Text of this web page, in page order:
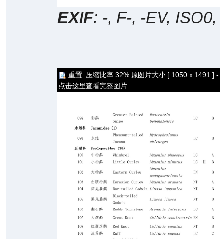
EXIF: -, F-, -EV,
重置: 压缩比率 32% 原图片大小 [ 1050 x 1491 ] -
点击这里查看完整图片